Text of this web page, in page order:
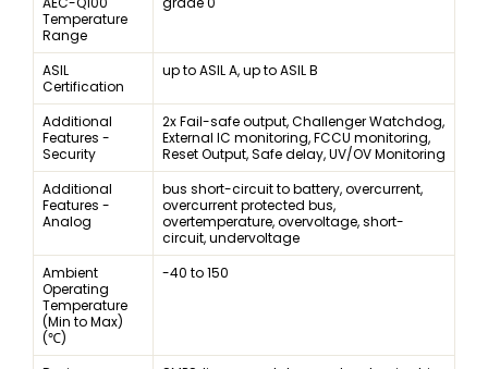
Temperature
Range
ASIL
Certification
up to ASIL A, up to ASIL B
Additional
Features -
Security
2x Fail-safe output, Challenger Watchdog,
External IC monitoring, FCCU monitoring,
Reset Output, Safe delay, UV/OV Monitoring
Additional
Features -
Analog
bus short-circuit to battery, overcurrent,
overcurrent protected bus,
overtemperature, overvoltage, short-
circuit, undervoltage
Ambient
Operating
Temperature
(Min to Max)
(℃)
-40 to 150